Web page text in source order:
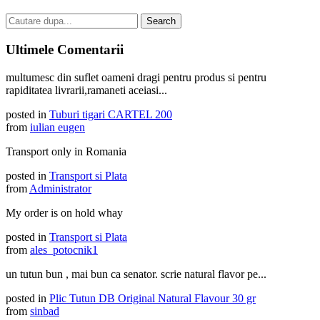
Ultimele Comentarii
multumesc din suflet oameni dragi pentru produs si pentru
rapiditatea livrarii,ramaneti aceiasi...
posted in Tuburi tigari CARTEL 200
from iulian eugen
Transport only in Romania
posted in Transport si Plata
from Administrator
My order is on hold whay
posted in Transport si Plata
from ales_potocnik1
un tutun bun , mai bun ca senator. scrie natural flavor pe...
posted in Plic Tutun DB Original Natural Flavour 30 gr
from sinbad